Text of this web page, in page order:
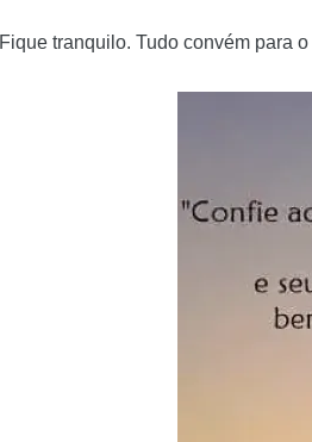
Fique tranquilo. Tudo convém para